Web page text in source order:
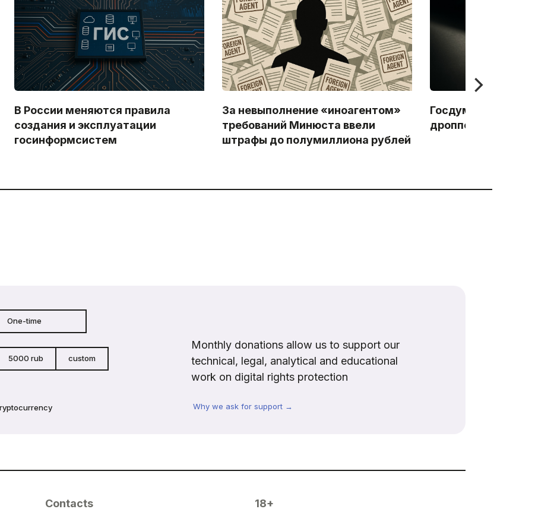
В России меняются правила
создания и эксплуатации
госинформсистем
За невыполнение «иноагентом»
требований Минюста ввели
штрафы до полумиллиона рублей
Госдума приняла
дропперах
One-time
5000 rub custom
Monthly donations allow us to support our
technical, legal, analytical and educational
work on digital rights protection
Why we ask for support →
Contacts 18+